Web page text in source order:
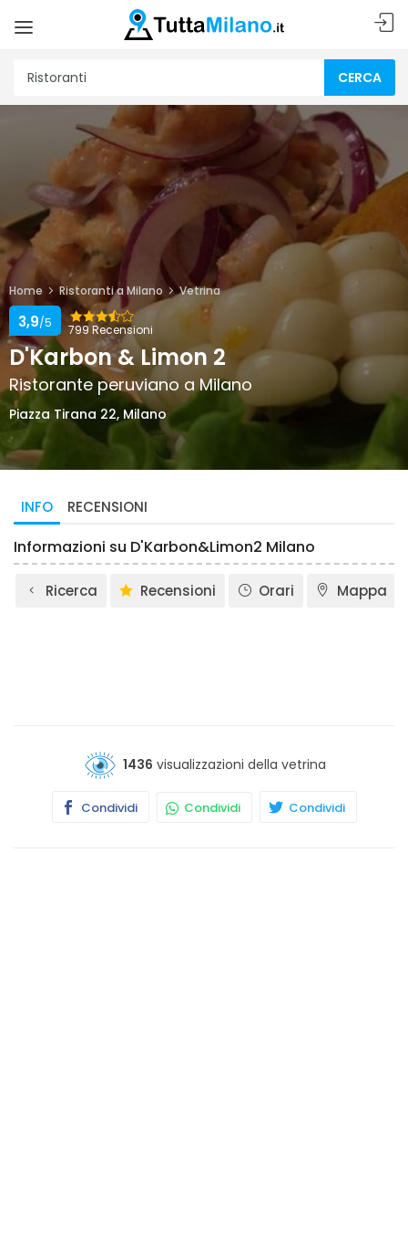
CERCA
Home Ristoranti a Milano Vetrina
799 Recensioni
3,9/5
D'Karbon & Limon 2
Ristorante peruviano a Milano
Piazza Tirana 22, Milano
INFO RECENSIONI
Informazioni su D'Karbon&Limon2 Milano
Ricerca Recensioni Orari Mappa
1436 visualizzazioni della vetrina
Condividi Condividi Condividi